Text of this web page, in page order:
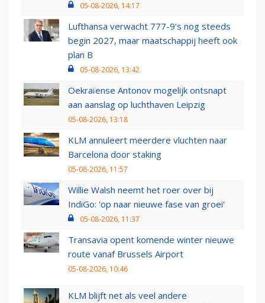
05-08-2026, 14:17
Lufthansa verwacht 777-9’s nog steeds
begin 2027, maar maatschappij heeft ook
plan B
05-08-2026, 13:42
Oekraïense Antonov mogelijk ontsnapt
aan aanslag op luchthaven Leipzig
05-08-2026, 13:18
KLM annuleert meerdere vluchten naar
Barcelona door staking
05-08-2026, 11:57
Willie Walsh neemt het roer over bij
IndiGo: 'op naar nieuwe fase van groei'
05-08-2026, 11:37
Transavia opent komende winter nieuwe
route vanaf Brussels Airport
05-08-2026, 10:46
KLM blijft net als veel andere